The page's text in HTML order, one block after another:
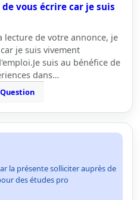
vous écrire car je suis
lecture de votre annonce, je
je suis vivement
suis au bénéfice de
dans…
la présente solliciter auprès de
des études pro